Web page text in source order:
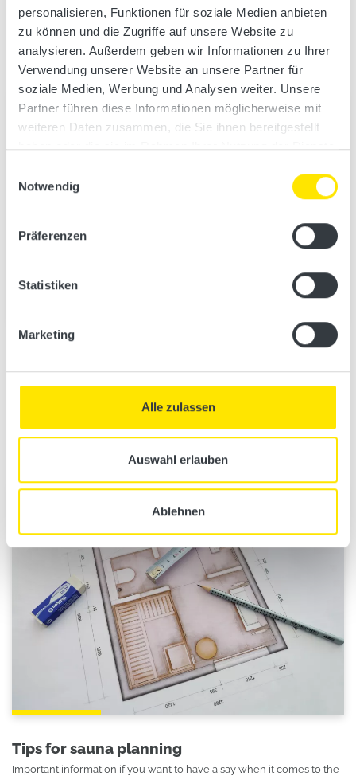
personalisieren, Funktionen für soziale Medien anbieten
zu können und die Zugriffe auf unsere Website zu
analysieren. Außerdem geben wir Informationen zu Ihrer
Verwendung unserer Website an unsere Partner für
soziale Medien, Werbung und Analysen weiter. Unsere
Partner führen diese Informationen möglicherweise mit
weiteren Daten zusammen, die Sie ihnen bereitgestellt
haben oder die sie im Rahmen Ihrer Nutzung der Dienste
Notwendig
Präferenzen
Statistiken
Marketing
Alle zulassen
Auswahl erlauben
Ablehnen
You may also find this
interesting.
and well-being in two different ways.
Tips for sauna planning
Important information if you want to have a say when it comes to the